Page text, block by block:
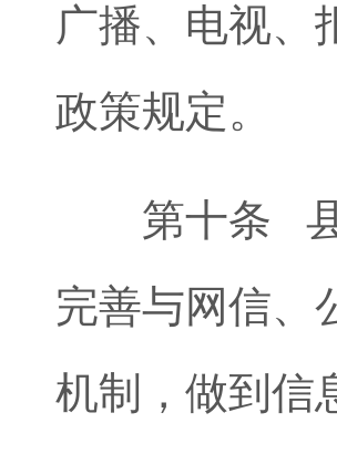
广播、电视、
政策规定。
第十条 县
完善与网信、
机制，做到信